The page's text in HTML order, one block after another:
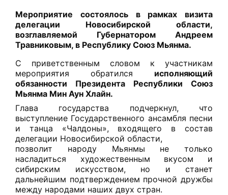
Мероприятие состоялось в рамках визита
делегации Новосибирской области,
возглавляемой Губернатором Андреем
Травниковым, в Республику Союз Мьянма.
С приветственным словом к участникам
мероприятия обратился исполняющий
обязанности Президента Республики Союз
Мьянма Мин Аун Хлайн.
Глава государства подчеркнул, что
выступление Государственного ансамбля песни
и танца «Чалдоны», входящего в состав
делегации Новосибирской области,
позволит народу Мьянмы не только
насладиться художественным вкусом и
сибирским искусством, но и станет
дальнейшим подтверждением прочной дружбы
между народами наших двух стран.